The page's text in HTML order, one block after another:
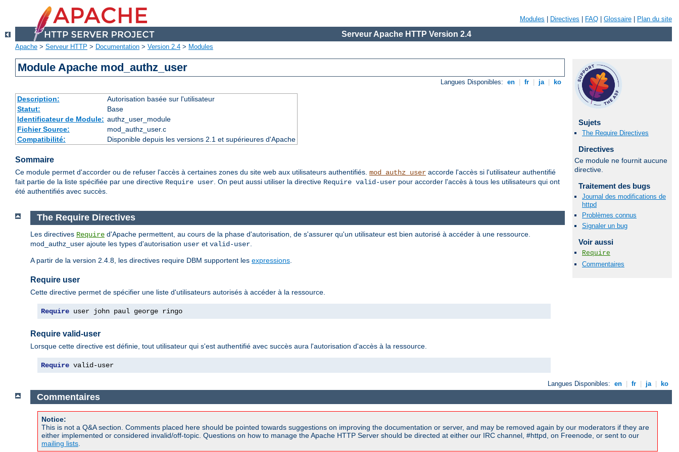
Modules Directives FAQ Glossaire Plan du site
Serveur Apache HTTP Version 2.4
Apache > Serveur HTTP > Documentation > Version 2.4 > Modules
Module Apache mod_authz_user
Langues Disponibles: en fr ja ko
Description:
Autorisation basée sur l'utilisateur
Statut:
Base
Identificateur de Module: authz_user_module
Fichier Source:
mod_authz_user.c
Compatibilité:
Disponible depuis les versions 2.1 et supérieures d'Apache
Sommaire
Ce module permet d'accorder ou de refuser l'accès à certaines zones du site web aux utilisateurs authentifiés. mod_authz_user accorde l'accès si l'utilisateur authentifié
fait partie de la liste spécifiée par une directive Require user. On peut aussi utiliser la directive Require valid-user pour accorder l'accès à tous les utilisateurs qui ont
été authentifiés avec succès.
Sujets
The Require Directives
Directives
Ce module ne fournit aucune
directive.
Traitement des bugs
Journal des modifications de
httpd
Problèmes connus
Signaler un bug
Voir aussi
Require
Commentaires
The Require Directives
Les directives Require d'Apache permettent, au cours de la phase d'autorisation, de s'assurer qu'un utilisateur est bien autorisé à accéder à une ressource.
mod_authz_user ajoute les types d'autorisation user et valid-user
A partir de la version 2.4.8, les directives require DBM supportent les expressions
Require user
Cette directive permet de spécifier une liste d'utilisateurs autorisés à accéder à la ressource.
Require user john paul george ringo
Require valid-user
Lorsque cette directive est définie, tout utilisateur qui s'est authentifié avec succès aura l'autorisation d'accès à la ressource.
Require valid-user
Langues Disponibles: en fr ja ko
Commentaires
Notice:
This is not a Q&A section. Comments placed here should be pointed towards suggestions on improving the documentation or server, and may be removed again by our moderators if they are
either implemented or considered invalid/off-topic. Questions on how to manage the Apache HTTP Server should be directed at either our IRC channel, #httpd, on Freenode, or sent to our
mailing lists.